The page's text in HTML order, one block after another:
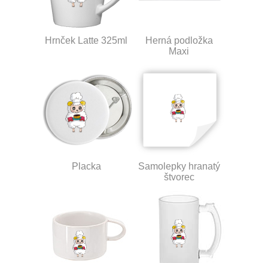
Hrnček Latte 325ml
Herná podložka
Maxi
Placka
Samolepky hranatý
štvorec